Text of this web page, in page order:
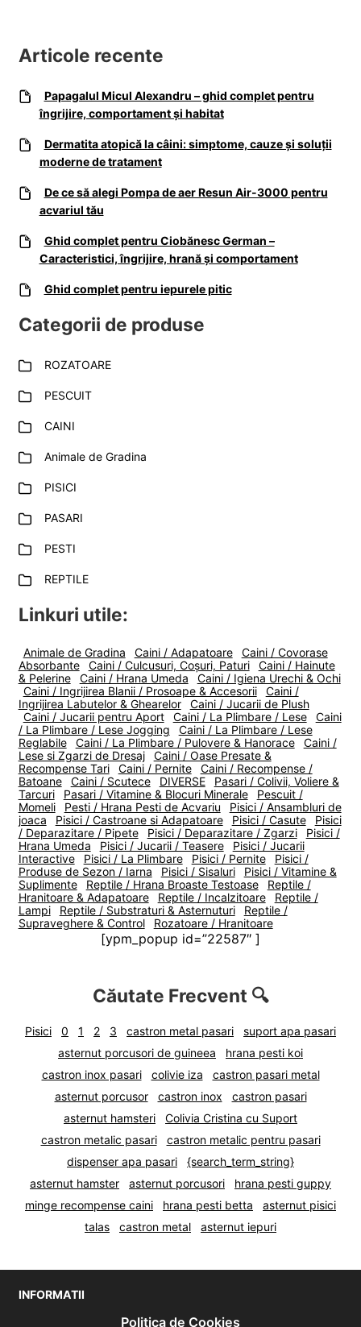
Articole recente
Papagalul Micul Alexandru – ghid complet pentru
îngrijire, comportament și habitat
Dermatita atopică la câini: simptome, cauze și soluții
moderne de tratament
De ce să alegi Pompa de aer Resun Air-3000 pentru
acvariul tău
Ghid complet pentru Ciobănesc German –
Caracteristici, îngrijire, hrană și comportament
Ghid complet pentru iepurele pitic
Categorii de produse
ROZATOARE
PESCUIT
CAINI
Animale de Gradina
PISICI
PASARI
PESTI
REPTILE
Linkuri utile:
Animale de Gradina Caini / Adapatoare
Caini / Covorase
Absorbante
Caini / Culcusuri, Coșuri, Paturi
Caini / Hainute
& Pelerine
Caini / Hrana Umeda
Caini / Igiena Urechi & Ochi
Caini / Ingrijirea Blanii / Prosoape & Accesorii
Caini /
Ingrijirea Labutelor & Ghearelor
Caini / Jucarii de Plush
Caini / Jucarii pentru Aport
Caini / La Plimbare / Lese
Caini
/ La Plimbare / Lese Jogging
Caini / La Plimbare / Lese
Reglabile
Caini / La Plimbare / Pulovere & Hanorace
Caini /
Lese si Zgarzi de Dresaj
Caini / Oase Presate &
Recompense Tari
Caini / Pernite
Caini / Recompense /
Batoane
Caini / Scutece DIVERSE
Pasari / Colivii, Voliere &
Tarcuri
Pasari / Vitamine & Blocuri Minerale
Pescuit /
Momeli
Pesti / Hrana Pesti de Acvariu
Pisici / Ansambluri de
joaca
Pisici / Castroane si Adapatoare Pisici / Casute
Pisici
/ Deparazitare / Pipete
Pisici / Deparazitare / Zgarzi
Pisici /
Hrana Umeda
Pisici / Jucarii / Teasere
Pisici / Jucarii
Interactive
Pisici / La Plimbare Pisici / Pernite
Pisici /
Produse de Sezon / Iarna
Pisici / Sisaluri
Pisici / Vitamine &
Suplimente
Reptile / Hrana Broaste Testoase
Reptile /
Hranitoare & Adapatoare
Reptile / Incalzitoare
Reptile /
Lampi
Reptile / Substraturi & Asternuturi
Reptile /
Supraveghere & Control
Rozatoare / Hranitoare
[ypm_popup id=”22587″ ]
Căutate Frecvent 🔍
Pisici 0 1 2 3 castron metal pasari
suport apa pasari
asternut porcusori de guineea
hrana pesti koi
castron inox pasari
colivie iza
castron pasari metal
asternut porcusor
castron inox
castron pasari
asternut hamsteri
Colivia Cristina cu Suport
castron metalic pasari
castron metalic pentru pasari
dispenser apa pasari
{search_term_string}
asternut hamster
asternut porcusori
hrana pesti guppy
minge recompense caini
hrana pesti betta
asternut pisici
talas
castron metal asternut iepuri
INFORMATII
Politica de Cookies